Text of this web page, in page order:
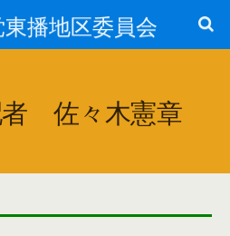
播地区委員会
者 佐々木憲章